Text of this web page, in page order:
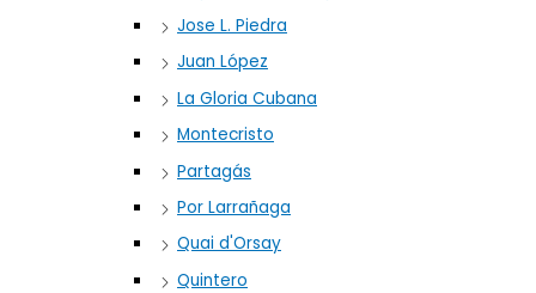
Jose L. Piedra
Juan López
La Gloria Cubana
Montecristo
Partagás
Por Larrañaga
Quai d'Orsay
Quintero